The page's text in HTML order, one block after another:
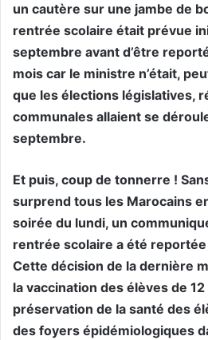
un cautère sur une jambe de
rentrée scolaire était prévue
septembre avant d’être
mois car le ministre n’était,
que les élections législatives,
communales allaient se
septembre.
Et puis, coup de tonnerre !
surprend tous les Marocains
soirée du lundi, un
rentrée scolaire a été
Cette décision de la dernière
la vaccination des élèves de 12
préservation de la santé des
des foyers épidémiologiques